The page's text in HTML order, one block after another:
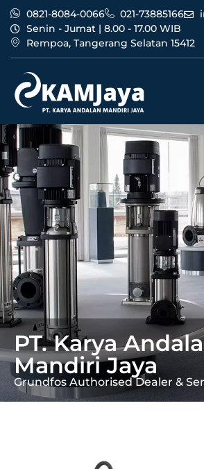
0821-8084-0066 021-73885166
Senin - Jumat | 8.00 - 17.00 WIB
Rempoa, Tangerang Selatan 15412
PT. Karya
Mandiri Jaya
Grundfos Authorised Dealer &